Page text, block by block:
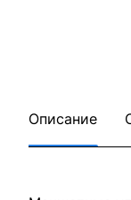
Описание